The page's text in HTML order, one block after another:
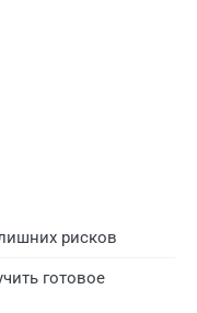
рисков
готовое